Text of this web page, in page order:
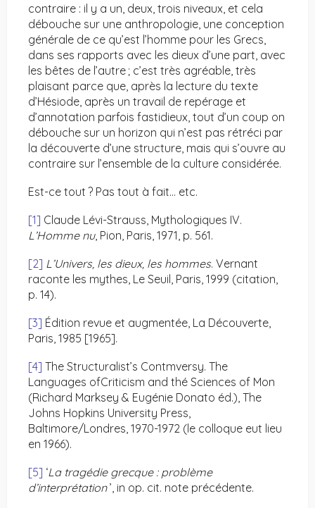
contraire : il y a un, deux, trois niveaux, et cela
débouche sur une anthropologie, une conception
générale de ce qu’est l’homme pour les Grecs,
dans ses rapports avec les dieux d’une part, avec
les bêtes de l’autre ; c’est très agréable, très
plaisant parce que, après la lecture du texte
d’Hésiode, après un travail de repérage et
d’annotation parfois fastidieux, tout d’un coup on
débouche sur un horizon qui n’est pas rétréci par
la découverte d’une structure, mais qui s’ouvre au
contraire sur l’ensemble de la culture considérée.
Est-ce tout ? Pas tout à fait… etc.
[1] Claude Lévi-Strauss, Mythologiques IV.
L’Homme nu, Pion, Paris, 1971, p. 561.
[2] L’Univers, les dieux, les hommes. Vernant
raconte les mythes, Le Seuil, Paris, 1999 (citation,
p. 14).
[3] Édition revue et augmentée, La Découverte,
Paris, 1985 [1965].
[4] The Structuralist’s Contmversy. The
Languages ofCriticism and thé Sciences of Mon
(Richard Marksey & Eugénie Donato éd.), The
Johns Hopkins University Press,
Baltimore/Londres, 1970-1972 (le colloque eut lieu
en 1966).
[5] ‘La tragédie grecque : problème
d’interprétation’, in op. cit. note précédente.